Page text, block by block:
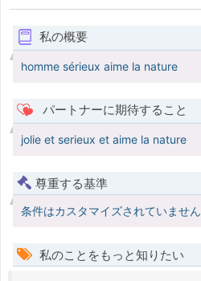
私の概要
homme sérieux aime la nature
パートナーに期待すること
jolie et serieux et aime la nature
尊重する基準
条件はカスタマイズされていません
私のことをもっと知りたい